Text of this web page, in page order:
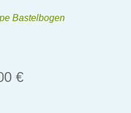
Bastelbogen
€